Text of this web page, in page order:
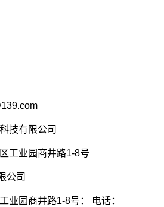
技有限公司
工业园商井路1-8号
公司
业园商井路1-8号： 电话：